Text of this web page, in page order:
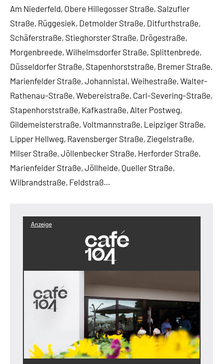
Am Niederfeld, Obere Hillegosser Straße, Salzufler
Straße, Rüggesiek, Detmolder Straße, Ditfurthstraße,
Schäferstraße, Stieghorster Straße, Drögestraße,
Morgenbreede, Wilhelmsdorfer Straße, Splittenbrede,
Düsseldorfer Straße, Stapenhorststraße, Bremer Straße,
Marienfelder Straße, Johannistal, Weihestraße, Walter-
Rathenau-Straße, Webereistraße, Carl-Severing-Straße,
Stapenhorststraße, Kafkastraße, Alter Postweg,
Gildemeisterstraße, Voltmannstraße, Leipziger Straße,
Lipper Hellweg, Ravensberger Straße, Ziegelstraße,
Milser Straße, Jöllenbecker Straße, Herforder Straße,
Marienfelder Straße, Jöllheide, Queller Straße,
Wilbrandstraße, Feldstraß…
Anzeige